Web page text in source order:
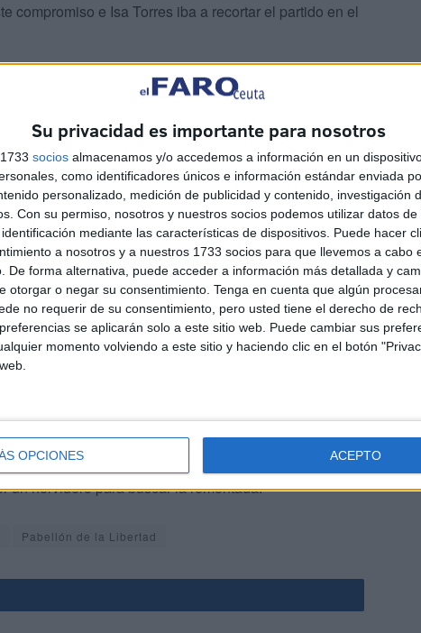
Su privacidad es importante para nosotros
socios almacenamos y/o accedemos a información en un
como identificadores únicos e información estándar enviada
personalizado, medición de publicidad y contenido, investigación
Con su permiso, nosotros y nuestros socios podemos utilizar datos de
mediante las características de dispositivos. Puede hacer
a nosotros y a nuestros 1733 socios para que llevemos a cabo
De forma alternativa, puede acceder a información más detallada y
otorgar o negar su consentimiento. Tenga en cuenta que algún
no requerir de su consentimiento, pero usted tiene el derecho de
se aplicarán solo a este sitio web. Puede cambiar sus
momento volviendo a este sitio y haciendo clic en el botón
OPCIONES ACEPTO
compromiso e Isa Torres iba a recortar el partido en el
COMGECEU iba a tener oportunidad para empatar,
de ventaja para las locales.
que su rival y tuvieron oportunidades como para
con un lanzamiento al palo, cuando faltaban tan
la COMGECEU tendrá que remontar en el encuentro
un hervidero para buscar la remontada.
Pabellón de la Libertad